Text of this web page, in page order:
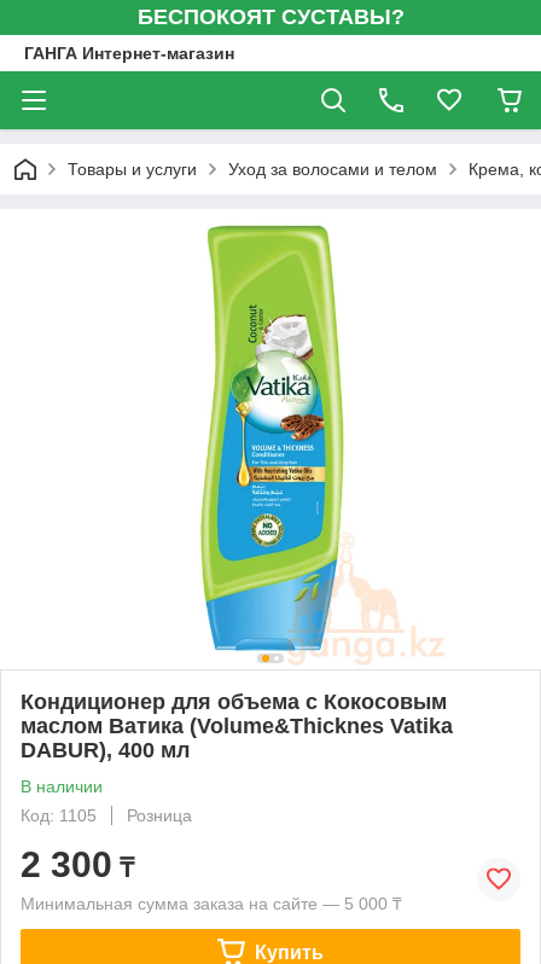
БЕСПОКОЯТ СУСТАВЫ?
ГАНГА Интернет-магазин
Товары и услуги Уход за волосами и телом Крема,
Кондиционер для объема с Кокосовым
маслом Ватика (Volume&Thicknes Vatika
DABUR), 400 мл
В наличии
Код: 1105
Розница
2 300 ₸
Минимальная сумма заказа на сайте — 5 000 ₸
Купить